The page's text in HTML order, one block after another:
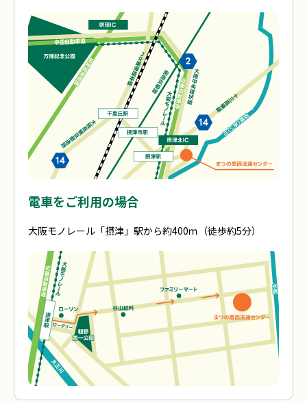
電車をご利用の場合
大阪モノレール「摂津」駅から約400ｍ（徒歩約5分）